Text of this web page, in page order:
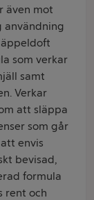
även mot
användning
som verkar
samt
Verkar
att släppa
som går
envis
bevisad,
formula
rent och